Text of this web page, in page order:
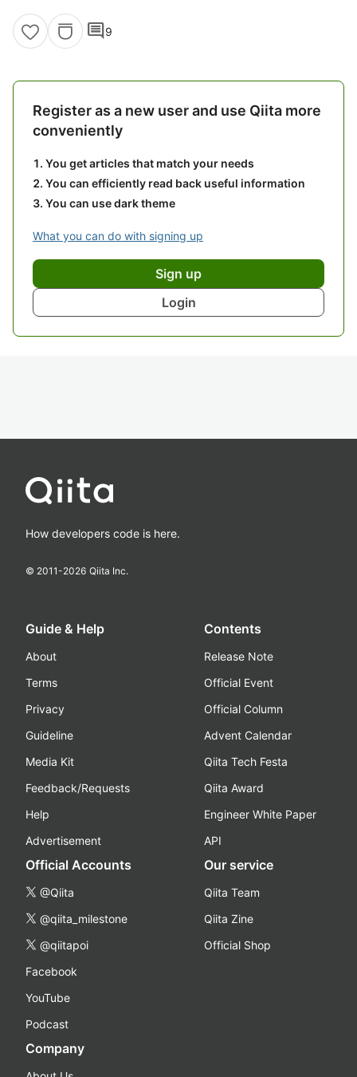
comment9
Register as a new user and use Qiita more
conveniently
You get articles that match your needs
You can efficiently read back useful information
You can use dark theme
What you can do with signing up
Sign up
Login
How developers code is here.
© 2011-2026 Qiita Inc.
Guide & Help
About
Terms
Privacy
Guideline
Media Kit
Feedback/Requests
Help
Advertisement
Contents
Release Note
Official Event
Official Column
Advent Calendar
Qiita Tech Festa
Qiita Award
Engineer White Paper
API
Official Accounts
@Qiita
@qiita_milestone
@qiitapoi
Facebook
YouTube
Podcast
Our service
Qiita Team
Qiita Zine
Official Shop
Company